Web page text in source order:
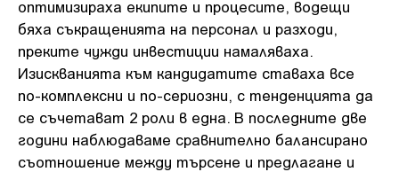
оптимизираха екипите и процесите, водещи
бяха съкращенията на персонал и разходи,
преките чужди инвестиции намаляваха.
Изискванията към кандидатите ставаха все
по-комплексни и по-сериозни, с тенденцията да
се съчетават 2 роли в една. В последните две
години наблюдаваме сравнително балансирано
съотношение между търсене и предлагане и